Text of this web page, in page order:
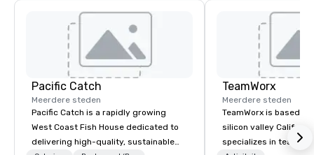
Pacific Catch
Meerdere steden
Pacific Catch is a rapidly growing
West Coast Fish House dedicated to
delivering high-quality, sustainable
TeamWorx
Meerdere steden
TeamWorx is based
silicon valley
specializes in team